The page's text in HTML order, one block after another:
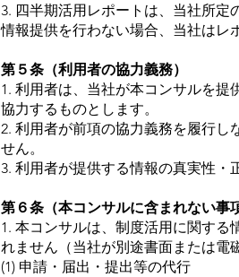
3. 四半期活用レポートは、当社所
情報提供を行わない場合、当社はレ
第５条（利用者の協力義務）
1. 利用者は、当社が本コンサルを
協力するものとします。
2. 利用者が前項の協力義務を履行し
せん。
3. 利用者が提供する情報の真実性・
第６条（本コンサルに含まれない事
1. 本コンサルは、制度活用に関す
れません（当社が別途書面または電
(1) 申請・届出・提出等の代行